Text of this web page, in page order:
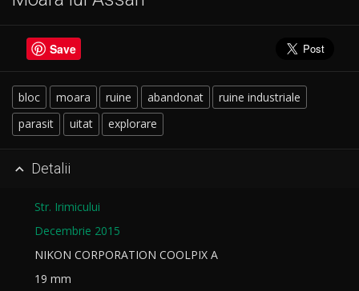
Save
bloc moara ruine abandonat
ruine industriale
parasit
uitat explorare
 Detalii
Str. Irimicului
Decembrie 2015
NIKON CORPORATION COOLPIX A
19 mm